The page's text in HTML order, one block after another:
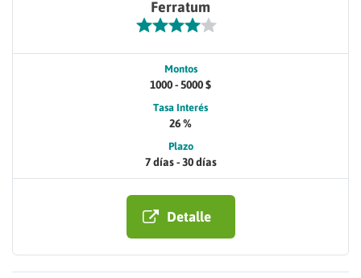
Ferratum
Montos
1000 - 5000 $
Tasa Interés
26 %
Plazo
7 días - 30 días
Detalle